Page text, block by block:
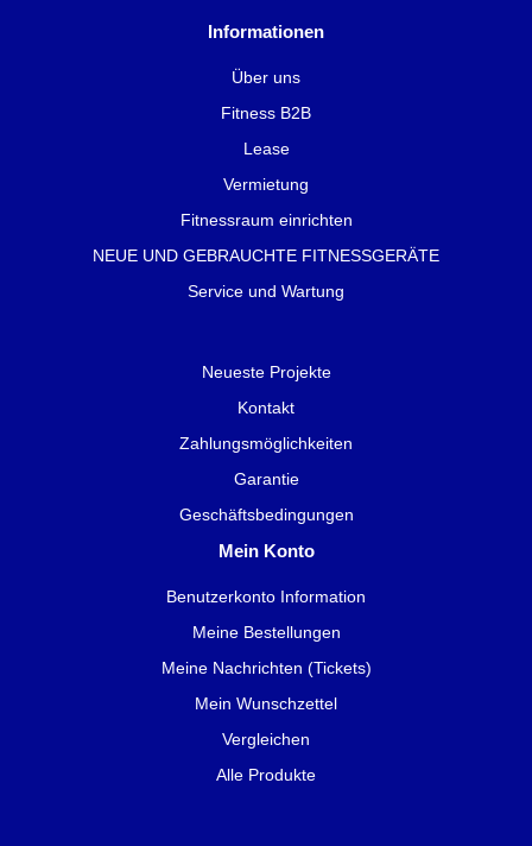
Informationen
Über uns
Fitness B2B
Lease
Vermietung
Fitnessraum einrichten
NEUE UND GEBRAUCHTE FITNESSGERÄTE
Service und Wartung
Neueste Projekte
Kontakt
Zahlungsmöglichkeiten
Garantie
Geschäftsbedingungen
Mein Konto
Benutzerkonto Information
Meine Bestellungen
Meine Nachrichten (Tickets)
Mein Wunschzettel
Vergleichen
Alle Produkte